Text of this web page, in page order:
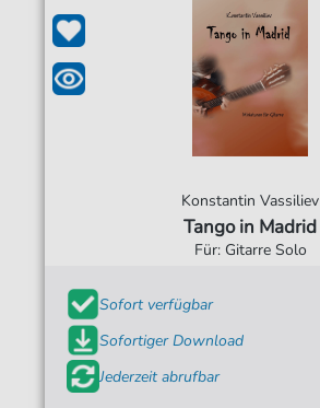
Konstantin Vassiliev
Tango in Madrid
Für: Gitarre Solo
Sofort verfügbar
Sofortiger Download
Jederzeit abrufbar